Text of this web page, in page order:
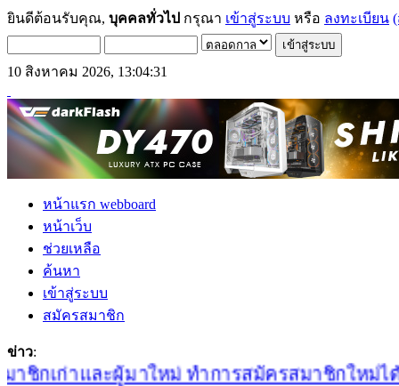
ยินดีต้อนรับคุณ, บุคคลทั่วไป กรุณา เข้าสู่ระบบ หรือ ลงทะเบียน
10 สิงหาคม 2026, 13:04:31
หน้าแรก webboard
หน้าเว็บ
ช่วยเหลือ
ค้นหา
เข้าสู่ระบบ
สมัครสมาชิก
ข่าว:
กเก่าและผู้มาใหม่ ทำการสมัครสมาชิกใหม่ได้ที่